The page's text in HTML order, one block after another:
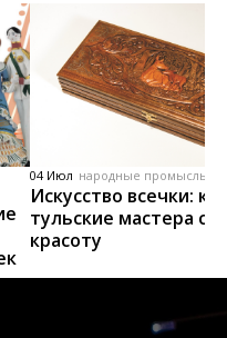
04 Июл народные промыслы,
Искусство всечки: как
тульские мастера
красоту